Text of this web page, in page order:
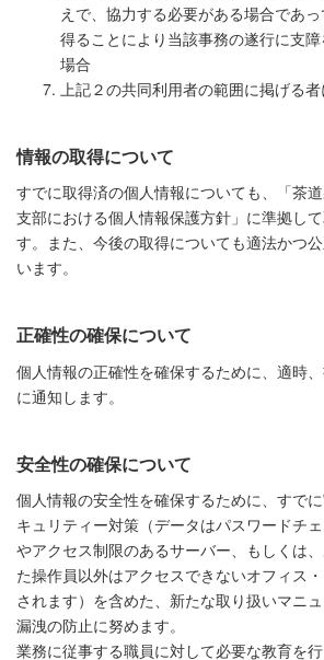
えで、協力する必要がある場合であ
得ることにより当該事務の遂行に支
場合
上記２の共同利用者の範囲に掲げる
情報の取得について
すでに取得済の個人情報についても、「茶
支部における個人情報保護方針」に準拠し
す。また、今後の取得についても適法かつ
います。
正確性の確保について
個人情報の正確性を確保するために、適時
に通知します。
安全性の確保について
個人情報の安全性を確保するために、すで
キュリティー対策（データはパスワードチ
やアクセス制限のあるサーバー、もしくは
た操作員以外はアクセスできないオフィス
されます）を含めた、新たな取り扱いマニ
漏洩の防止に努めます。
業務に従事する職員に対して必要な教育を行